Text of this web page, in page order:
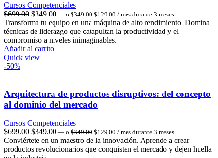
Cursos Competenciales
$699.00 El
precio
original
era:
$699.00.
$349.00El
precio
actual
es:
— o $349.00 El
precio
original
era:
$349.00.
$129.00 El
precio
actual
es:
$129.00.
/ mes durante 3 meses
Transforma tu equipo en una máquina de alto rendimiento. Domina
técnicas de liderazgo que catapultan la productividad y el
compromiso a niveles inimaginables.
Añadir al carrito
Quick view
-50%
Arquitectura de productos disruptivos: del concepto
al dominio del mercado
Cursos Competenciales
$699.00 El
precio
original
$349.00El
precio
actual
— o $349.00 El
precio
original
era:
$129.00 El
precio
actual
es:
/ mes durante 3 meses
Conviértete en un maestro de la innovación. Aprende a crear
productos revolucionarios que conquisten el mercado y dejen huella